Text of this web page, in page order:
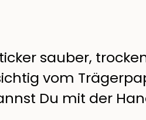
sauber,
vom
Du mit der